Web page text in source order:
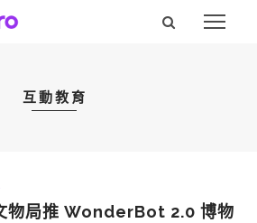
互動教育
物局推 WonderBot 2.0 博物